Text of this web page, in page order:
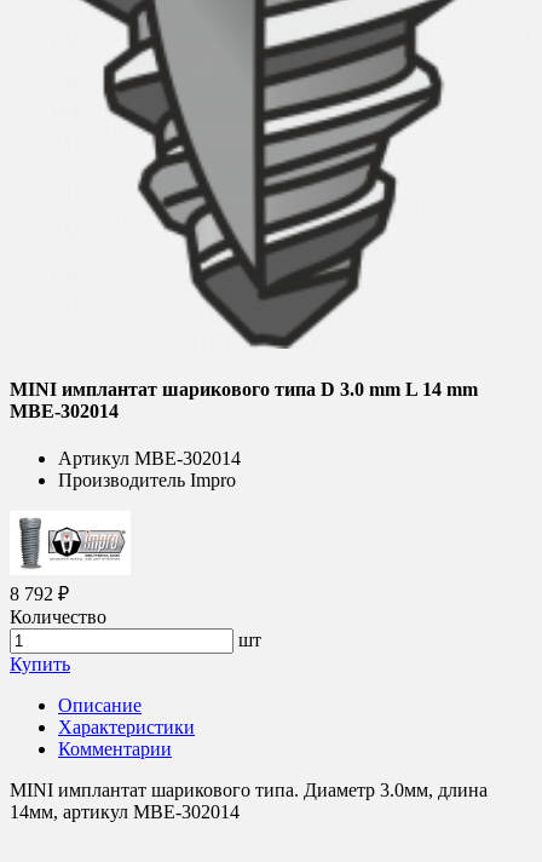
MINI имплантат шарикового типа D 3.0 mm L 14 mm
MBE-302014
Артикул MBE-302014
Производитель Impro
8 792 ₽
Количество
шт
Купить
Описание
Характеристики
Комментарии
MINI имплантат шарикового типа. Диаметр 3.0мм, длина
14мм, артикул MBE-302014